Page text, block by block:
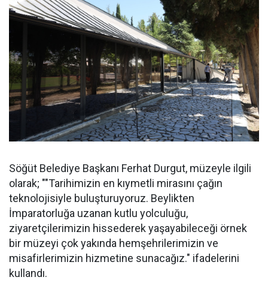
Söğüt Belediye Başkanı Ferhat Durgut, müzeyle ilgili
olarak; ""Tarihimizin en kıymetli mirasını çağın
teknolojisiyle buluşturuyoruz. Beylikten
İmparatorluğa uzanan kutlu yolculuğu,
ziyaretçilerimizin hissederek yaşayabileceği örnek
bir müzeyi çok yakında hemşehrilerimizin ve
misafirlerimizin hizmetine sunacağız." ifadelerini
kullandı.